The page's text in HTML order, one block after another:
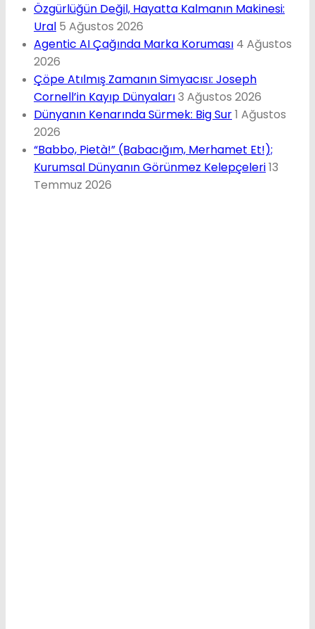
Özgürlüğün Değil, Hayatta Kalmanın Makinesi:
Ural 5 Ağustos 2026
Agentic AI Çağında Marka Koruması 4 Ağustos
2026
Çöpe Atılmış Zamanın Simyacısı: Joseph
Cornell’in Kayıp Dünyaları3 Ağustos 2026
Dünyanın Kenarında Sürmek: Big Sur1 Ağustos
2026
“Babbo, Pietà!” (Babacığım, Merhamet Et!);
Kurumsal Dünyanın Görünmez Kelepçeleri13
Temmuz 2026